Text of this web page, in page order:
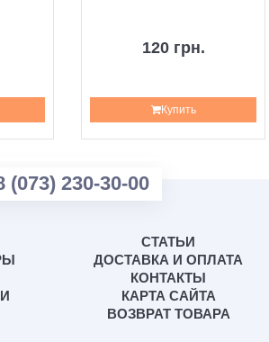
120 грн.
Купить
(073) 230-30-00
СТАТЬИ
ДОСТАВКА И ОПЛАТА
КОНТАКТЫ
КАРТА САЙТА
ВОЗВРАТ ТОВАРА